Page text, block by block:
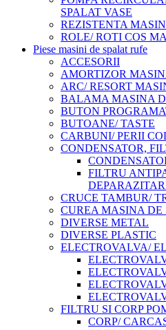
SPALAT VASE
REZISTENTA
ROLE/ ROTI COS
Piese masini de spalat rufe
ACCESORII
AMORTIZOR
ARC/ RESORT
BALAMA MASINA
BUTON
BUTOANE/ TASTE
CARBUNI/ PERII
CONDENSATOR,
FILTRU
CRUCE TAMBUR/
CUREA MASINA DE
DIVERSE METAL
DIVERSE PLASTIC
ELECTROVALVA/
FILTRU SI CORP
CORP/